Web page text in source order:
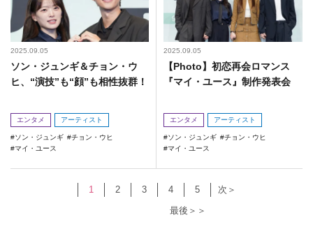
2025.09.05
ソン・ジュンギ＆チョン・ウ
ヒ、“演技”も“顔”も相性抜群！
エンタメ アーティスト
ソン・ジュンギ
チョン・ウヒ
マイ・ユース
2025.09.05
【Photo】初恋再会ロマンス
『マイ・ユース』制作発表会
エンタメ アーティスト
ソン・ジュンギ
チョン・ウヒ
マイ・ユース
1 2 3 4 5
次＞
最後＞＞